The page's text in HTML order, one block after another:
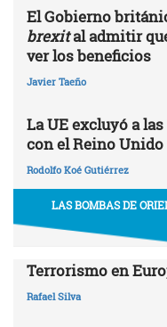
El Gobierno
brexital admitir
ver los beneficios
Javier Taeño
La UE excluyó a
con el Reino Unido
Rodolfo Koé Gutiérrez
LAS BOMBAS DE
Terrorismo en
Rafael Silva